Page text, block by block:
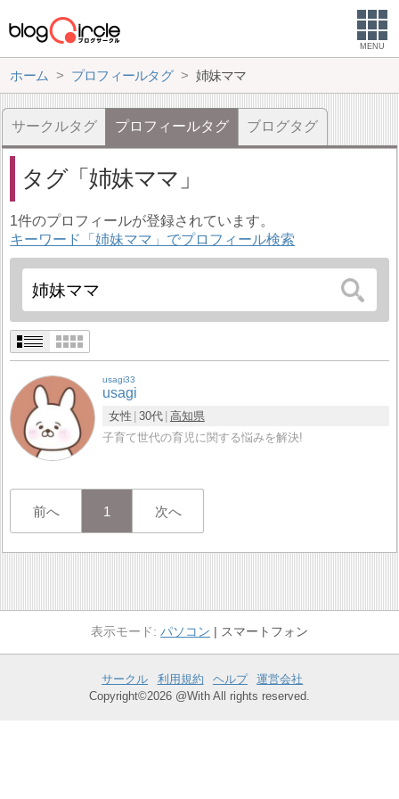
MENU
ホーム プロフィールタグ 姉妹ママ
サークルタグ プロフィールタグ ブログタグ
タグ 姉妹ママ
1件のプロフィールが登録されています。
キーワード「姉妹ママ」でプロフィール検索
usagi33
usagi
女性 30代 高知県
子育て世代の育児に関する悩みを解決!
前へ 1 次へ
パソコン スマートフォン
サークル 利用規約 ヘルプ
運営会社
Copyright©2026 @With All rights reserved.